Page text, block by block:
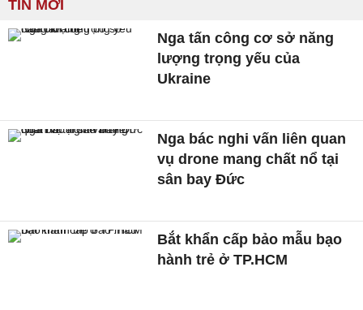
TIN MỚI
Nga tấn công cơ sở năng
lượng trọng yếu của
Ukraine
Nga bác nghi vấn liên quan
vụ drone mang chất nổ tại
sân bay Đức
Bắt khẩn cấp bảo mẫu bạo
hành trẻ ở TP.HCM